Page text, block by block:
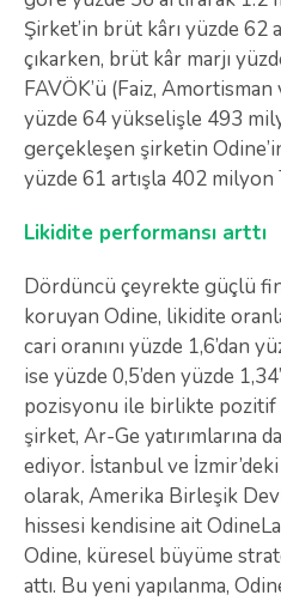
Şirket’in brüt kârı yüzde 62
çıkarken, brüt kâr marjı
FAVÖK’ü (Faiz, Amortisman
yüzde 64 yükselişle 493
gerçekleşen şirketin
yüzde 61 artışla 402 milyon
Likidite performansı arttı
Dördüncü çeyrekte güçlü
koruyan Odine, likidite
cari oranını yüzde 1,6’dan
ise yüzde 0,5’den yüzde
pozisyonu ile birlikte pozitif
şirket, Ar-Ge yatırımlarına
ediyor. İstanbul ve
olarak, Amerika Birleşik
hissesi kendisine ait
Odine, küresel büyüme
attı. Bu yeni yapılanma,